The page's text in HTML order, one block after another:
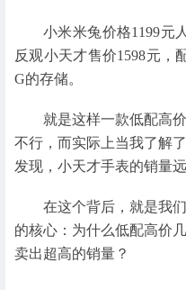
小米米兔价格1199元
反观小天才售价1598元，
G的存储。
就是这样一款低配高
不行，而实际上当我了解
发现，小天才手表的销量
在这个背后，就是我
的核心：为什么低配高价
卖出超高的销量？